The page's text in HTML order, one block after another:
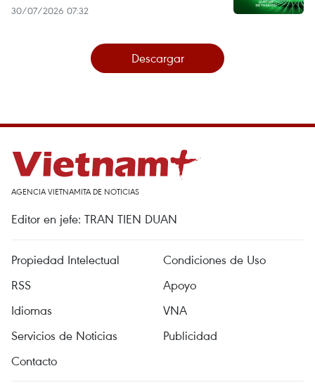
30/07/2026 07:32
Descargar
AGENCIA VIETNAMITA DE NOTICIAS
Editor en jefe: TRAN TIEN DUAN
Propiedad Intelectual
Condiciones de Uso
RSS
Apoyo
Idiomas
VNA
Servicios de Noticias
Publicidad
Contacto